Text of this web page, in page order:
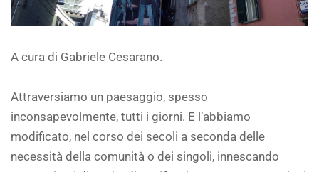
A cura di Gabriele Cesarano.
Attraversiamo un paesaggio, spesso
inconsapevolmente, tutti i giorni. E l’abbiamo
modificato, nel corso dei secoli a seconda delle
necessità della comunità o dei singoli, innescando